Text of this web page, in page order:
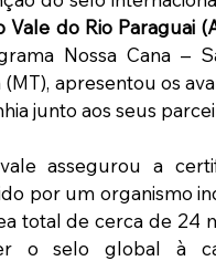
Vale do Rio Paraguai
Nossa Cana –
apresentou os
junto aos seus
assegurou a
por um organismo
total de cerca de 24
o selo global à